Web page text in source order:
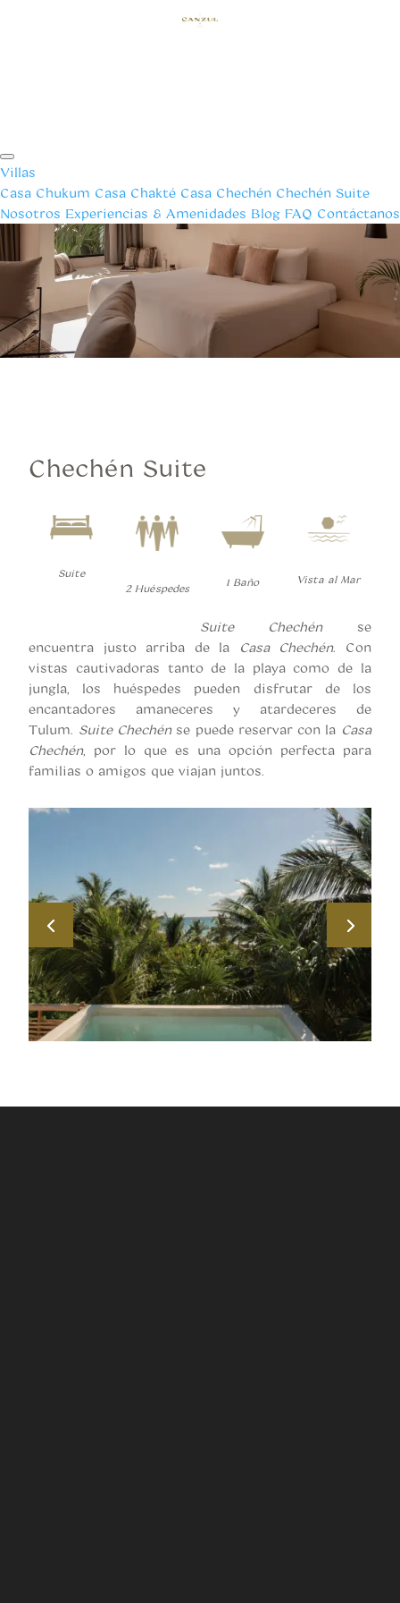
Villas
Casa Chukum Casa Chakté Casa Chechén Chechén Suite
Nosotros Experiencias & Amenidades Blog FAQ Contáctanos
Chechén Suite
Suite
2 Huéspedes
1 Baño Vista al Mar
Suite Chechénse
encuentra justo arriba de la
Casa Chechén. Con
vistas cautivadoras tanto de la playa como de la
jungla, los huéspedes pueden disfrutar de los
encantadores amaneceres y atardeceres de
Tulum. Suite Chechénse puede reservar con la Casa
Chechén, por lo que es una opción perfecta para
familias o amigos que viajan juntos.